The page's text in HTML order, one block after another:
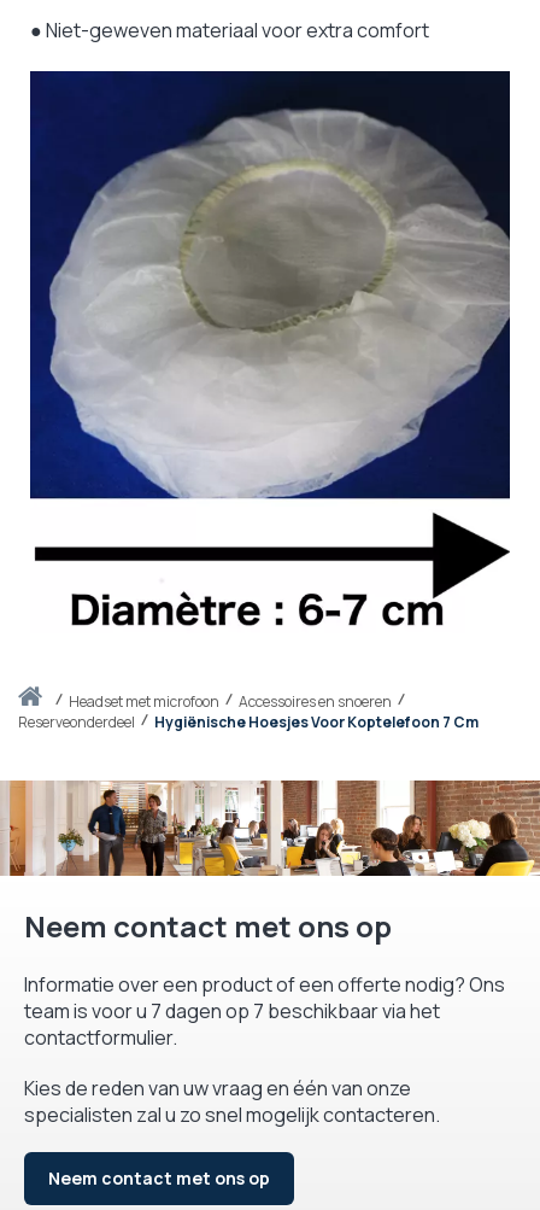
Thuisheadset met microfoon
Accessoires en snoeren
Reserveonderdeel
Hygiënische Hoesjes Voor Koptelefoon 7 Cm
● Niet-geweven materiaal voor extra comfort
Neem contact met ons op
Informatie over een product of een offerte nodig? Ons
team is voor u 7 dagen op 7 beschikbaar via het
contactformulier.
Kies de reden van uw vraag en één van onze
specialisten zal u zo snel mogelijk contacteren.
Neem contact met ons op